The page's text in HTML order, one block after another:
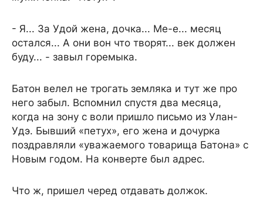
- Я... За Удой жена, дочка... Me-е... месяц
остался... А они вон что творят... век должен
буду... - завыл горемыка.
Батон велел не трогать земляка и тут же про
него забыл. Вспомнил спустя два месяца,
когда на зону с воли пришло письмо из Улан-
Удэ. Бывший «петух», его жена и дочурка
поздравляли «уважаемого товарища Батона» с
Новым годом. На конверте был адрес.
Что ж, пришел черед отдавать должок.